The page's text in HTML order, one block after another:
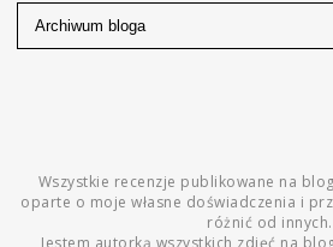
Wszystkie recenzje publikowane na
oparte o moje własne doświadczenia i
różnić od innych.
Jestem autorką wszystkich zdjęć na